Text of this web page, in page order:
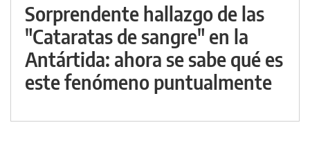
Sorprendente hallazgo de las
"Cataratas de sangre" en la
Antártida: ahora se sabe qué es
este fenómeno puntualmente